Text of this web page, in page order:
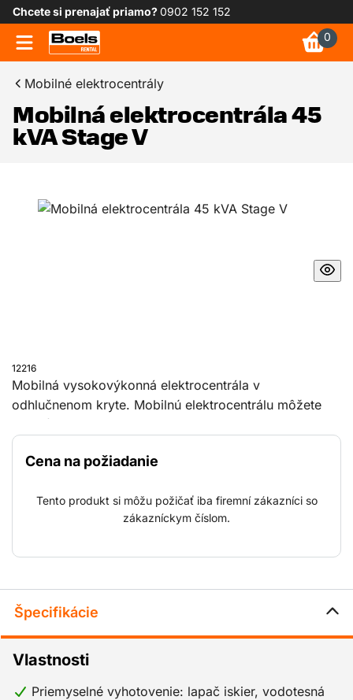
Chcete si prenajať priamo?0902 152 152
0
Mobilné elektrocentrály
Mobilná elektrocentrála 45
kVA Stage V
12216
Mobilná vysokovýkonná elektrocentrála v
odhlučnenom kryte. Mobilnú elektrocentrálu môžete
odľahlých miestach až po špeciálne podujatia. Keďže
elektrocentrála spĺňa aj normy Stage V, môže sa
iných miestach, kde platia prísne predpisy okrem iného
aj o emisiách dusíka.
Cena na požiadanie
Tento produkt si môžu požičať iba firemní zákazníci so
zákazníckym číslom.
Špecifikácie
Vlastnosti
Priemyselné vyhotovenie: lapač iskier, vodotesná